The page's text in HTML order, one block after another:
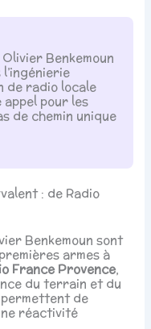
Benkemoun
de radio locale
pour les
de chemin unique
: de Radio
Benkemoun sont
armes à
France Provence,
du terrain et du
de
réactivité